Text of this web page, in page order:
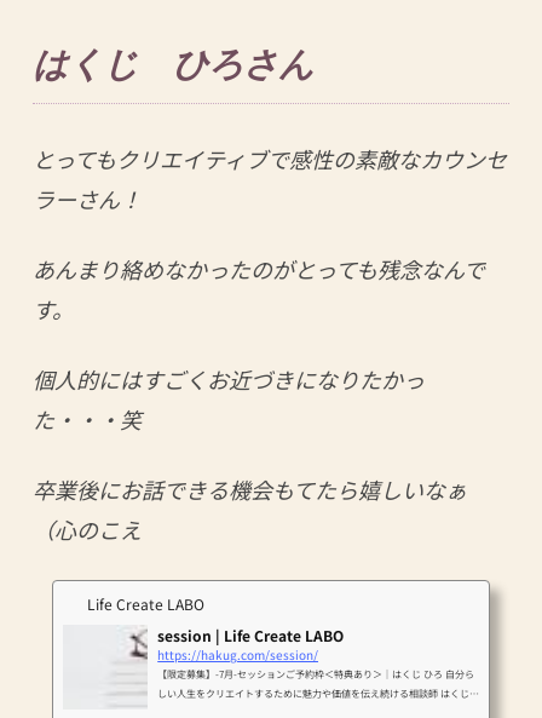
はくじ ひろさん
とってもクリエイティブで感性の素敵なカウンセ
ラーさん！
あんまり絡めなかったのがとっても残念なんで
す。
個人的にはすごくお近づきになりたかっ
た・・・笑
卒業後にお話できる機会もてたら嬉しいなぁ
（心のこえ
Life Create LABO
session | Life Create LABO
https://hakug.com/session/
【限定募集】-7月-セッションご予約枠＜特典あり＞｜はくじ ひろ 自分ら
しい人生をクリエイトするために魅力や価値を伝え続ける相談師 はくじひ